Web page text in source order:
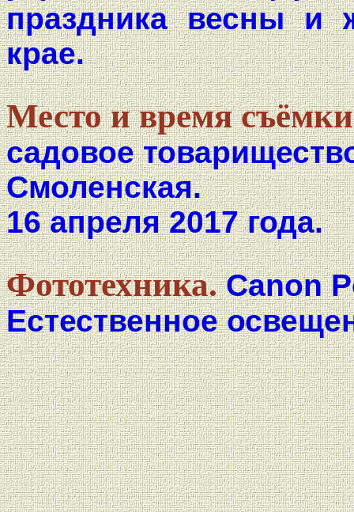
праздника весны и
крае.
Место и время
садовое
Смоленская.
16 апреля 2017 года.
Фототехника.Canon
Естественное